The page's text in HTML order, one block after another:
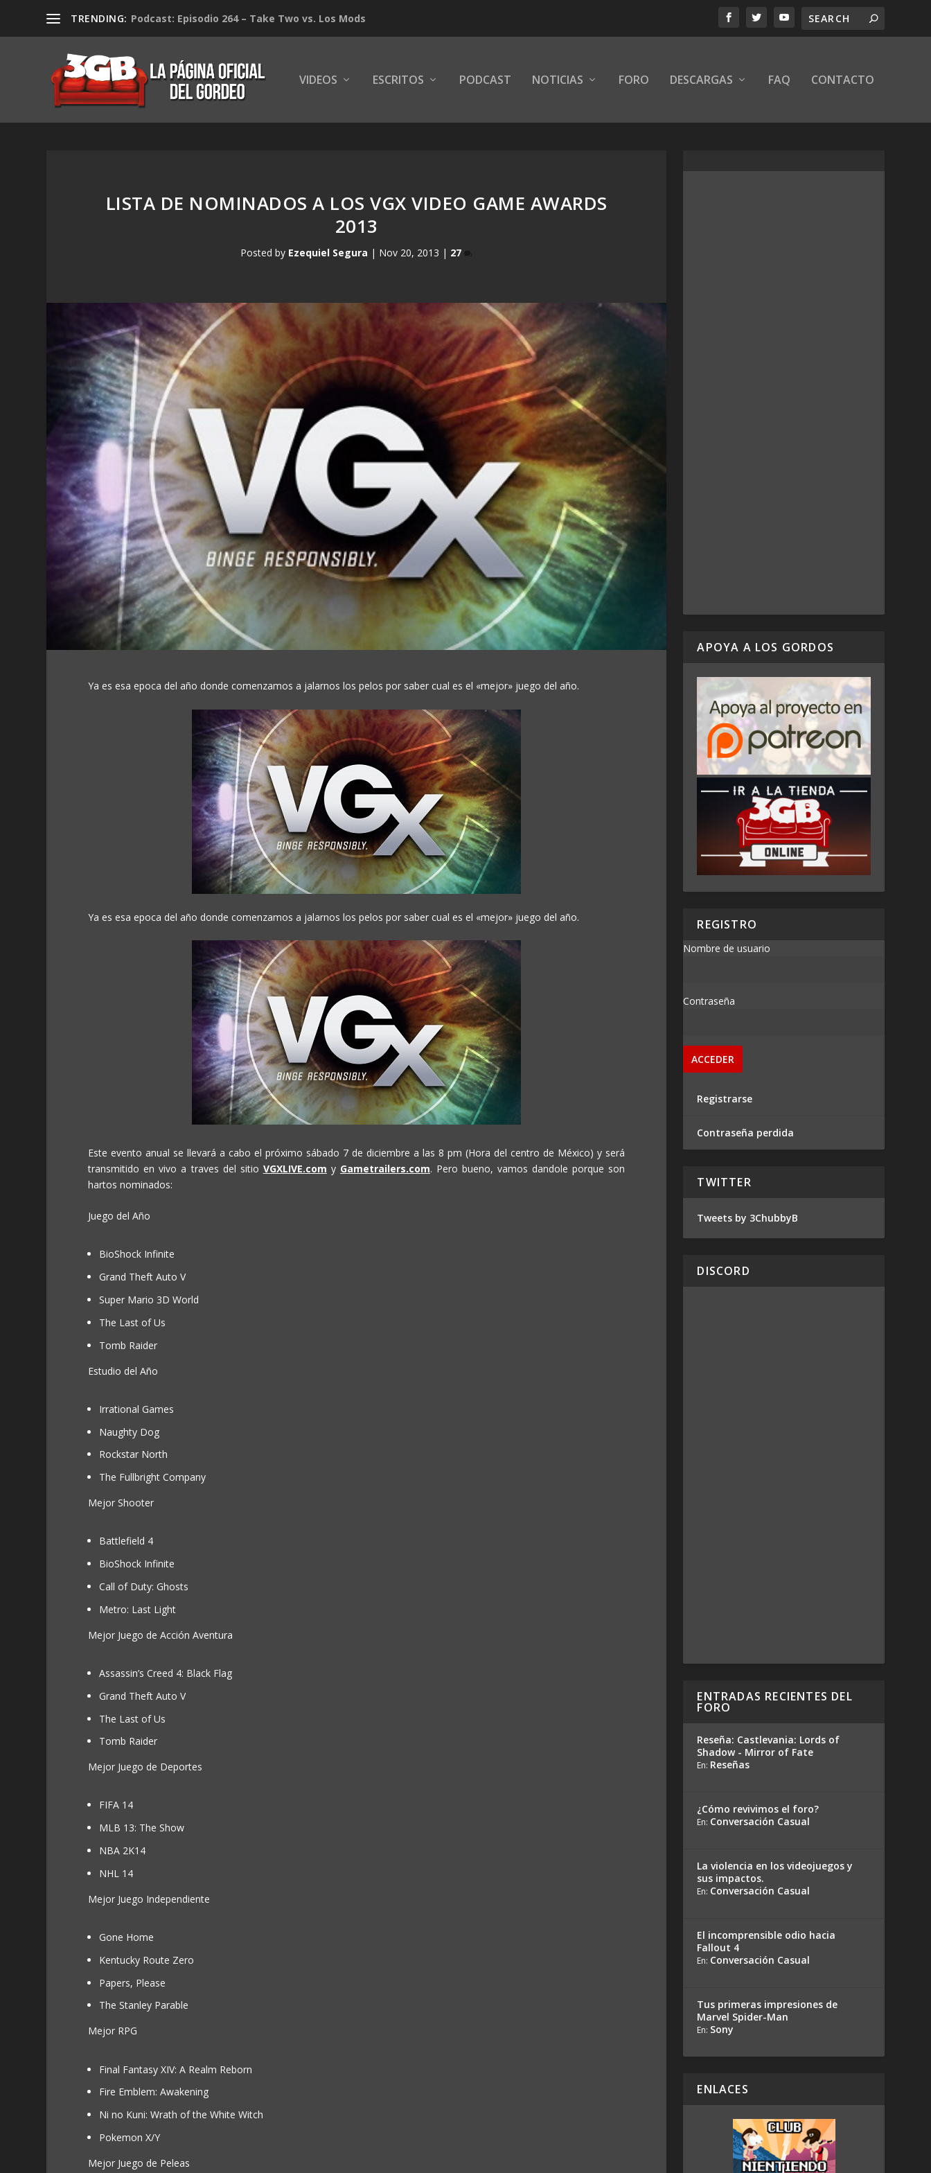
TRENDING: Podcast: Episodio 264 – Take Two vs. Los Mods
VIDEOS ESCRITOS PODCAST NOTICIAS FORO DESCARGAS FAQ CONTACTO
LISTA DE NOMINADOS A LOS VGX VIDEO GAME AWARDS
2013
Posted by Ezequiel Segura | Nov 20, 2013 | 27
Ya es esa epoca del año donde comenzamos a jalarnos los pelos por saber cual es el «mejor» juego del año.
Ya es esa epoca del año donde comenzamos a jalarnos los pelos por saber cual es el «mejor» juego del año.
Este evento anual se llevará a cabo el próximo sábado 7 de diciembre a las 8 pm (Hora del centro de México) y será
transmitido en vivo a traves del sitio VGXLIVE.com y Gametrailers.com. Pero bueno, vamos dandole porque son
hartos nominados:
Juego del Año
BioShock Infinite
Grand Theft Auto V
Super Mario 3D World
The Last of Us
Tomb Raider
Estudio del Año
Irrational Games
Naughty Dog
Rockstar North
The Fullbright Company
Mejor Shooter
Battlefield 4
BioShock Infinite
Call of Duty: Ghosts
Metro: Last Light
Mejor Juego de Acción Aventura
Assassin’s Creed 4: Black Flag
Grand Theft Auto V
The Last of Us
Tomb Raider
Mejor Juego de Deportes
FIFA 14
MLB 13: The Show
NBA 2K14
NHL 14
Mejor Juego Independiente
Gone Home
Kentucky Route Zero
Papers, Please
The Stanley Parable
Mejor RPG
Final Fantasy XIV: A Realm Reborn
Fire Emblem: Awakening
Ni no Kuni: Wrath of the White Witch
Pokemon X/Y
Mejor Juego de Peleas
APOYA A LOS GORDOS
REGISTRO
Nombre de usuario
Contraseña
Registrarse
Contraseña perdida
TWITTER
Tweets by 3ChubbyB
DISCORD
ENTRADAS RECIENTES DEL
FORO
Reseña: Castlevania: Lords of
Shadow - Mirror of Fate
En: Reseñas
¿Cómo revivimos el foro?
En: Conversación Casual
La violencia en los videojuegos y
sus impactos.
En: Conversación Casual
El incomprensible odio hacia
Fallout 4
En: Conversación Casual
Tus primeras impresiones de
Marvel Spider-Man
En: Sony
ENLACES